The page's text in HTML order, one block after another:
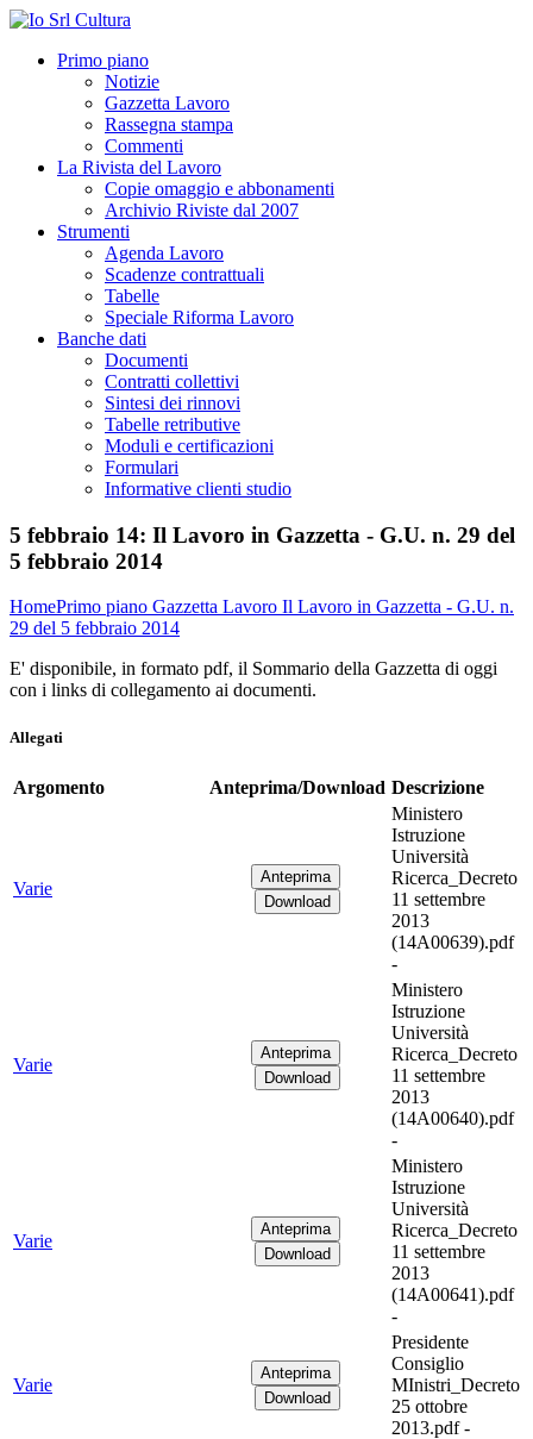
Primo piano
Notizie
Gazzetta Lavoro
Rassegna stampa
Commenti
La Rivista del Lavoro
Copie omaggio e abbonamenti
Archivio Riviste dal 2007
Strumenti
Agenda Lavoro
Scadenze contrattuali
Tabelle
Speciale Riforma Lavoro
Banche dati
Documenti
Contratti collettivi
Sintesi dei rinnovi
Tabelle retributive
Moduli e certificazioni
Formulari
Informative clienti studio
5 febbraio 14: Il Lavoro in Gazzetta - G.U. n. 29 del
5 febbraio 2014
HomePrimo piano Gazzetta Lavoro Il Lavoro in Gazzetta - G.U. n.
29 del 5 febbraio 2014
E' disponibile, in formato pdf, il Sommario della Gazzetta di oggi
con i links di collegamento ai documenti.
Allegati
Argomento Anteprima/Download Descrizione
Varie
Ministero
Istruzione
Università
Ricerca_Decreto
11 settembre
2013
(14A00639).pdf
-
Varie
Ministero
Istruzione
Università
Ricerca_Decreto
11 settembre
2013
(14A00640).pdf
-
Varie
Ministero
Istruzione
Università
Ricerca_Decreto
11 settembre
2013
(14A00641).pdf
-
Varie
Presidente
Consiglio
MInistri_Decreto
25 ottobre
2013.pdf -